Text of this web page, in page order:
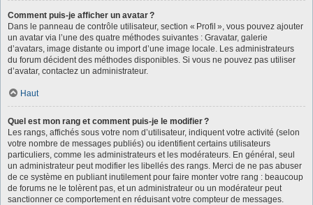
Comment puis-je afficher un avatar ?
Dans le panneau de contrôle utilisateur, section « Profil », vous pouvez ajouter
un avatar via l’une des quatre méthodes suivantes : Gravatar, galerie
d’avatars, image distante ou import d’une image locale. Les administrateurs
du forum décident des méthodes disponibles. Si vous ne pouvez pas utiliser
d’avatar, contactez un administrateur.
Haut
Quel est mon rang et comment puis-je le modifier ?
Les rangs, affichés sous votre nom d’utilisateur, indiquent votre activité (selon
votre nombre de messages publiés) ou identifient certains utilisateurs
particuliers, comme les administrateurs et les modérateurs. En général, seul
un administrateur peut modifier les libellés des rangs. Merci de ne pas abuser
de ce système en publiant inutilement pour faire monter votre rang : beaucoup
de forums ne le tolèrent pas, et un administrateur ou un modérateur peut
sanctionner ce comportement en réduisant votre compteur de messages.